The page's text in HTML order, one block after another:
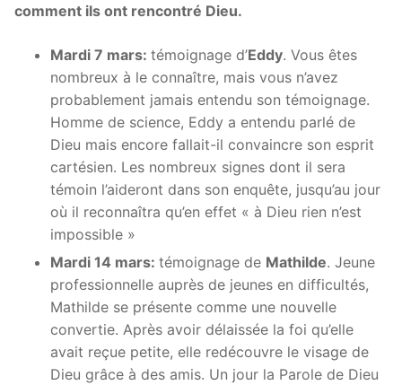
comment ils ont rencontré Dieu.
Mardi 7 mars: témoignage d’Eddy. Vous êtes
nombreux à le connaître, mais vous n’avez
probablement jamais entendu son témoignage.
Homme de science, Eddy a entendu parlé de
Dieu mais encore fallait-il convaincre son esprit
cartésien. Les nombreux signes dont il sera
témoin l’aideront dans son enquête, jusqu’au jour
où il reconnaîtra qu’en effet « à Dieu rien n’est
impossible »
Mardi 14 mars: témoignage de Mathilde. Jeune
professionnelle auprès de jeunes en difficultés,
Mathilde se présente comme une nouvelle
convertie. Après avoir délaissée la foi qu’elle
avait reçue petite, elle redécouvre le visage de
Dieu grâce à des amis. Un jour la Parole de Dieu